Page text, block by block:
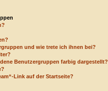
und wie trete ich ihnen bei?
Benutzergruppen farbig dargestellt?
Link auf der Startseite?